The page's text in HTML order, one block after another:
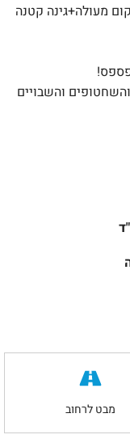
והשבויים
מבט לרחוב